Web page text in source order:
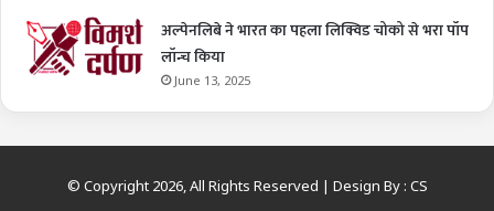
अल्पेनलिबे ने भारत का पहला लिक्विड चोको से भरा पॉप
लॉन्च किया
June 13, 2025
© Copyright 2026, All Rights Reserved | Design By : CS